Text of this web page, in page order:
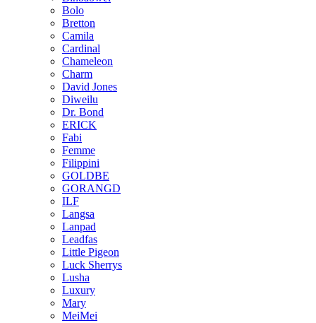
Bolo
Bretton
Camila
Cardinal
Chameleon
Charm
David Jones
Diweilu
Dr. Bond
ERICK
Fabi
Femme
Filippini
GOLDBE
GORANGD
ILF
Langsa
Lanpad
Leadfas
Little Pigeon
Luck Sherrys
Lusha
Luxury
Mary
MeiMei